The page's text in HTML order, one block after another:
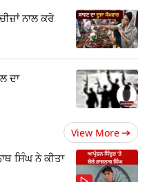
ਨਾਲ ਕਰੋ
ਦਾ
View More
ਸਿੰਘ ਨੇ ਕੀਤਾ